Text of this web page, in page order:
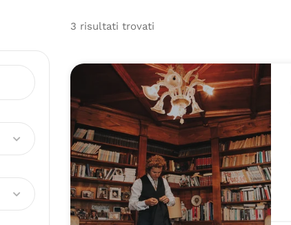
3 risultati trovati